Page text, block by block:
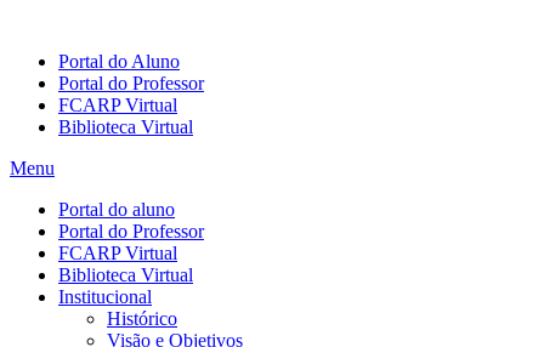
Portal do Aluno
Portal do Professor
FCARP Virtual
Biblioteca Virtual
Menu
Portal do aluno
Portal do Professor
FCARP Virtual
Biblioteca Virtual
Institucional
Histórico
Visão e Objetivos